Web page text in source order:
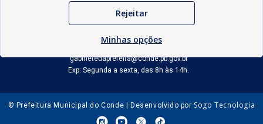
Município de Conde - PB
CNPJ: 08.916.645/0001-80
LOC RODOVIA PB 018, SN, Centro, Conde, PB, 58322-000
(83) 3618-0548
gabinetedaprefeita@conde.pb.gov.br
Exp: Segunda a sexta, das 8h às 14h.
© Prefeitura Municipal do Conde | Desenvolvido por Sogo Tecnologia
Rejeitar
Minhas opções